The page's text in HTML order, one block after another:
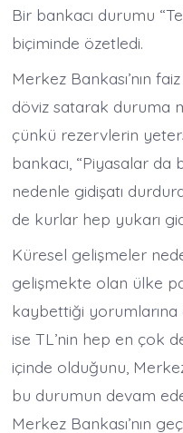
Bir bankacı durumu
biçiminde özetledi.
Merkez Bankası’nın
döviz satarak duruma
çünkü rezervlerin
bankacı, “Piyasalar
nedenle gidişatı
de kurlar hep yukarı
Küresel gelişmeler
gelişmekte olan ülke
kaybettiği
ise TL’nin hep en çok
içinde olduğunu,
bu durumun devam
Merkez Bankası’nın